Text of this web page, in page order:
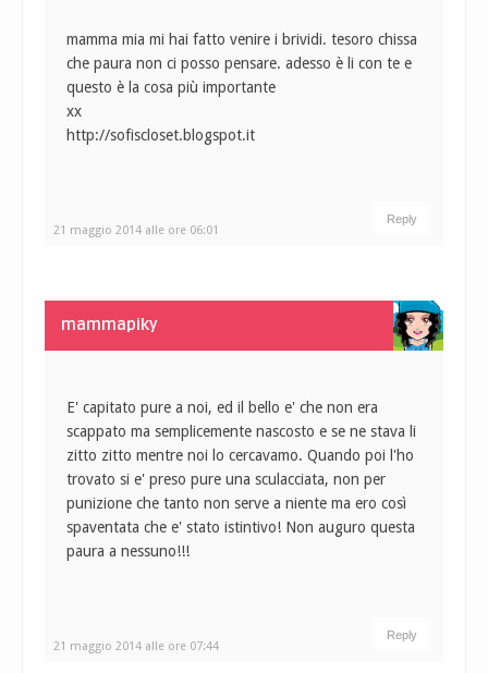
21 maggio 2014 alle ore 06:01
mamma mia mi hai fatto venire i brividi. tesoro chissa
che paura non ci posso pensare. adesso è li con te e
questo è la cosa più importante
xx
http://sofiscloset.blogspot.it
Reply
mammapiky
21 maggio 2014 alle ore 07:44
E' capitato pure a noi, ed il bello e' che non era
scappato ma semplicemente nascosto e se ne stava li
zitto zitto mentre noi lo cercavamo. Quando poi l'ho
trovato si e' preso pure una sculacciata, non per
punizione che tanto non serve a niente ma ero così
spaventata che e' stato istintivo! Non auguro questa
paura a nessuno!!!
Reply